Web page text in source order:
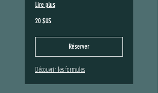
Lire plus
20
dollars
20 $US
Réserver
Découvrir les formules